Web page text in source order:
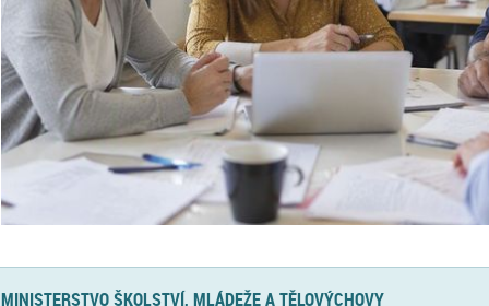
MINISTERSTVO ŠKOLSTVÍ, MLÁDEŽE A TĚLOVÝCHOVY